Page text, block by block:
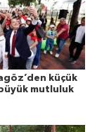
küçük
mutluluk